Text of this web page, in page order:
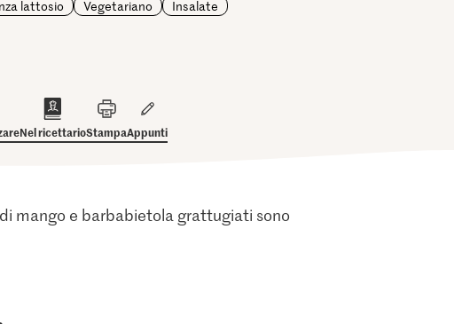
lattosio
Vegetariano Insalate
Nel ricettarioStampaAppunti
mango e barbabietola grattugiati sono